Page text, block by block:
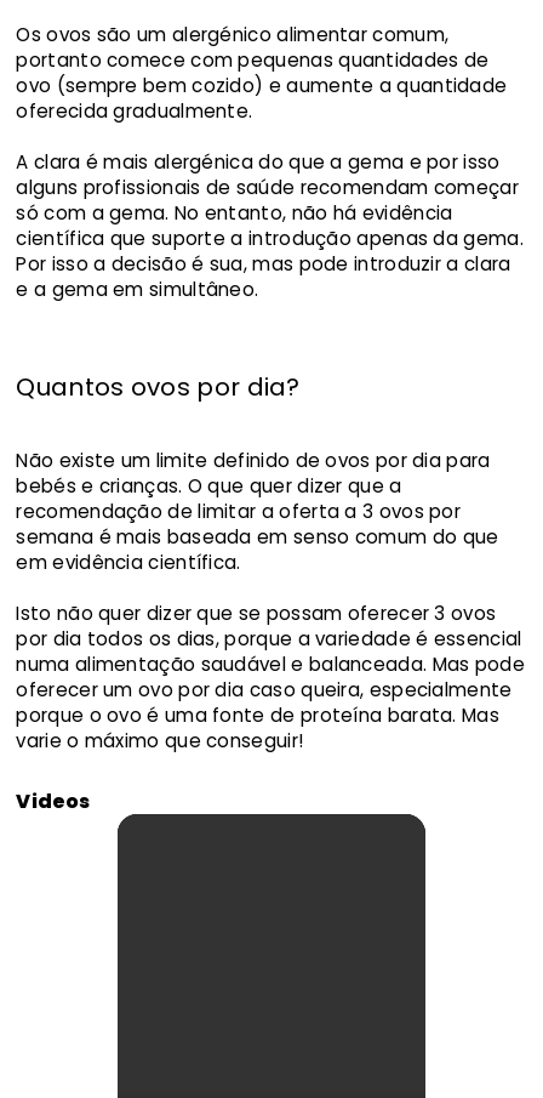
Os ovos são um alergénico alimentar comum,
portanto comece com pequenas quantidades de
ovo (sempre bem cozido) e aumente a quantidade
oferecida gradualmente.
A clara é mais alergénica do que a gema e por isso
alguns profissionais de saúde recomendam começar
só com a gema. No entanto, não há evidência
científica que suporte a introdução apenas da gema.
Por isso a decisão é sua, mas pode introduzir a clara
e a gema em simultâneo.
Quantos ovos por dia?
Não existe um limite definido de ovos por dia para
bebés e crianças. O que quer dizer que a
recomendação de limitar a oferta a 3 ovos por
semana é mais baseada em senso comum do que
em evidência científica.
Isto não quer dizer que se possam oferecer 3 ovos
por dia todos os dias, porque a variedade é essencial
numa alimentação saudável e balanceada. Mas pode
oferecer um ovo por dia caso queira, especialmente
porque o ovo é uma fonte de proteína barata. Mas
varie o máximo que conseguir!
Videos